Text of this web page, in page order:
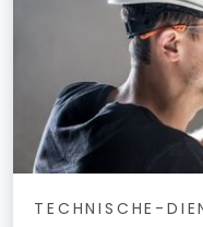
TECHNISCHE-